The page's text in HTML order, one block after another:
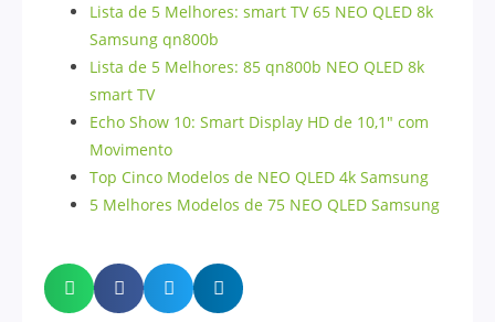
Lista de 5 Melhores: smart TV 65 NEO QLED 8k
Samsung qn800b
Lista de 5 Melhores: 85 qn800b NEO QLED 8k
smart TV
Echo Show 10: Smart Display HD de 10,1″ com
Movimento
Top Cinco Modelos de NEO QLED 4k Samsung
5 Melhores Modelos de 75 NEO QLED Samsung